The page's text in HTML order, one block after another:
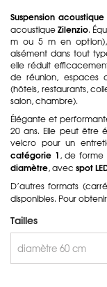
Suspension acoustique
acoustiqueZilenzio.
m ou 5 m en option),
aisément dans tout
elle réduit
de réunion, espaces
(hôtels, restaurants,
salon, chambre).
Élégante et
20 ans. Elle peut être
velcro pour un
catégorie 1 , de forme
diamètre, avec spot
D’autres formats
disponibles. Pour
Tailles